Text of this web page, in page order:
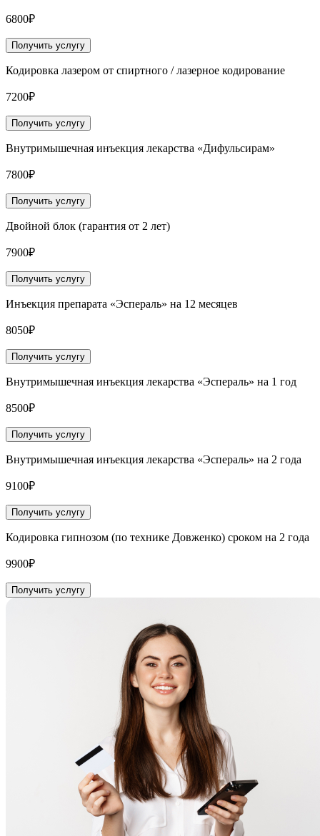
6800₽
Получить услугу
Кодировка лазером от спиртного / лазерное кодирование
7200₽
Получить услугу
Внутримышечная инъекция лекарства «Дифульсирам»
7800₽
Получить услугу
Двойной блок (гарантия от 2 лет)
7900₽
Получить услугу
Инъекция препарата «Эспераль» на 12 месяцев
8050₽
Получить услугу
Внутримышечная инъекция лекарства «Эспераль» на 1 год
8500₽
Получить услугу
Внутримышечная инъекция лекарства «Эспераль» на 2 года
9100₽
Получить услугу
Кодировка гипнозом (по технике Довженко) сроком на 2 года
9900₽
Получить услугу